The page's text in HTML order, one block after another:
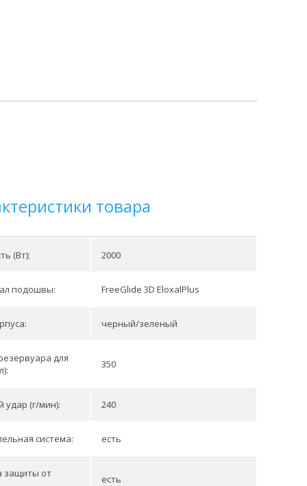
товара
(Вт): 2000
подошвы: FreeGlide 3D EloxalPlus
черный/зеленый
для
350
удар (г/мин): 240
система: есть
защиты от есть